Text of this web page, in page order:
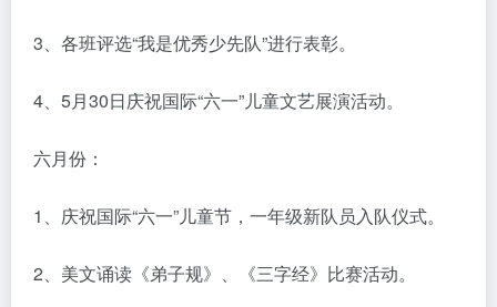
3、各班评选“我是优秀少先队”进行表彰。
4、5月30日庆祝国际“六一”儿童文艺展演活动。
六月份：
1、庆祝国际“六一”儿童节，一年级新队员入队仪式。
2、美文诵读《弟子规》、《三字经》比赛活动。